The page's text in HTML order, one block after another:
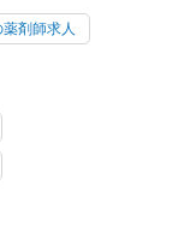
剤師求人